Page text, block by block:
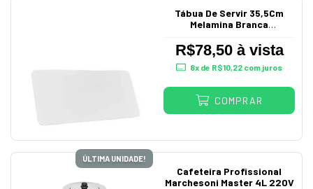
Tábua De Servir 35,5Cm
Melamina Branca
R$78,50 à vista
8x de R$10,22com juros
COMPRAR
ÚLTIMA UNIDADE!
Cafeteira Profissional
Marchesoni Master 4L 220V